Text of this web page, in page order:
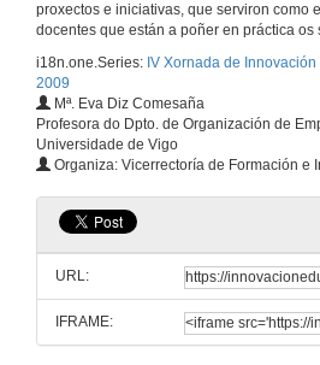
proxectos e iniciativas, que serviron como
docentes que están a poñer en práctica os
i18n.one.Series: IV Xornada de
2009
Mª. Eva Diz Comesaña
Profesora do Dpto. de Organización de
Universidade de Vigo
Organiza: Vicerrectoría de Formación e
URL:
IFRAME:
11 de dec. de